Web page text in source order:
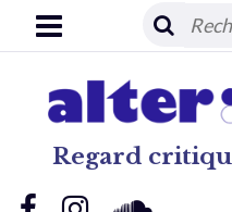
Regard